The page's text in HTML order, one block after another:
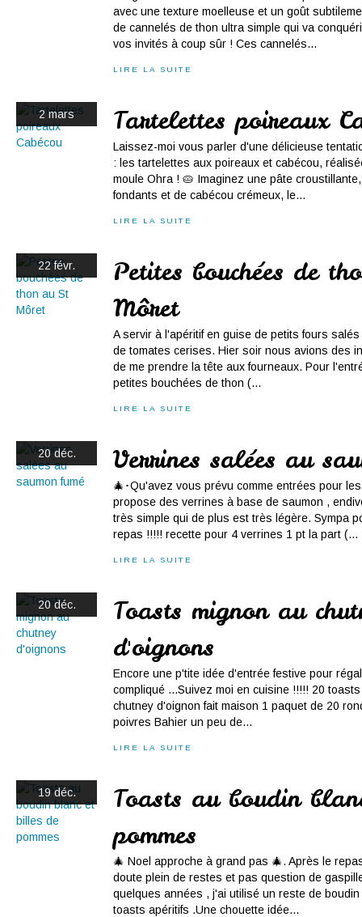
avec une texture moelleuse et un goût
de cannelés de thon ultra simple qui va
vos invités à coup sûr ! Ces cannelés...
LIRE LA SUITE
2 mars Tartelettes poireaux
Laissez-moi vous parler d'une délicieuse
: les tartelettes aux poireaux et cabécou,
moule Ohra ! 🥧 Imaginez une pâte
fondants et de cabécou crémeux, le...
LIRE LA SUITE
22 févr.
Petites bouchées de
Môret
A servir à l'apéritif en guise de petits fours
de tomates cerises. Hier soir nous avions des
de me prendre la tête aux fourneaux. Pour
petites bouchées de thon (...
LIRE LA SUITE
20 déc. Verrines salées au
🎄･Qu'avez vous prévu comme entrées pour
propose des verrines à base de saumon ,
très simple qui de plus est très légère. Sympa
repas !!!!! recette pour 4 verrines 1 pt la part (...
LIRE LA SUITE
20 déc.
Toasts mignon au
d'oignons
Encore une p'tite idée d'entrée festive pour
compliqué ...Suivez moi en cuisine !!!!! 20
chutney d'oignon fait maison 1 paquet de 20
poivres Bahier un peu de...
LIRE LA SUITE
19 déc.
Toasts au boudin
pommes
🎄 Noel approche à grand pas 🎄. Après le
doute plein de restes et pas question de
quelques années , j'ai utilisé un reste de
toasts apéritifs .Une chouette idée...